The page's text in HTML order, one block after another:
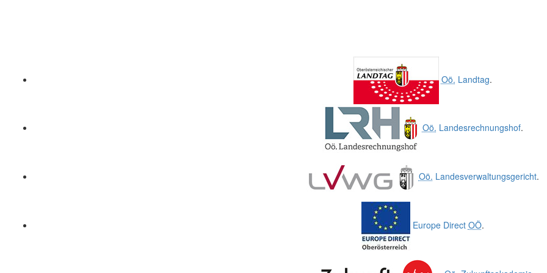
Oö. Landtag.
Oö. Landesrechnungshof.
Oö. Landesverwaltungsgericht.
Europe Direct OÖ.